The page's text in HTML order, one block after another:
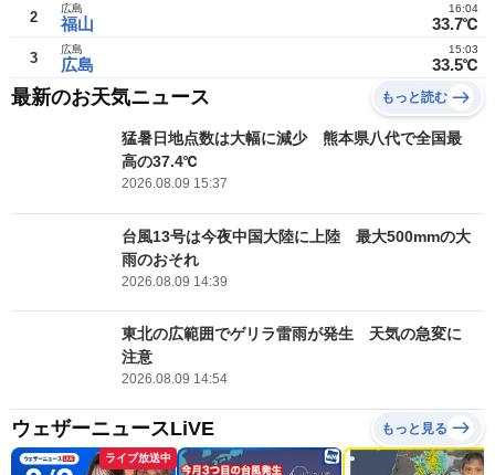
2 福山
広島
33.7℃
16:04
3 広島
広島
33.5℃
15:03
最新のお天気ニュース もっと読む
猛暑日地点数は大幅に減少 熊本県八代で全国最
高の37.4℃
2026.08.09 15:37
台風13号は今夜中国大陸に上陸 最大500mmの大
雨のおそれ
2026.08.09 14:39
東北の広範囲でゲリラ雷雨が発生 天気の急変に
注意
2026.08.09 14:54
ウェザーニュースLiVE もっと見る
ライブ放送中